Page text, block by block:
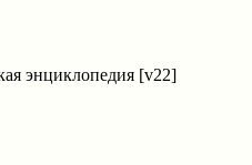
энциклопедия [v22]